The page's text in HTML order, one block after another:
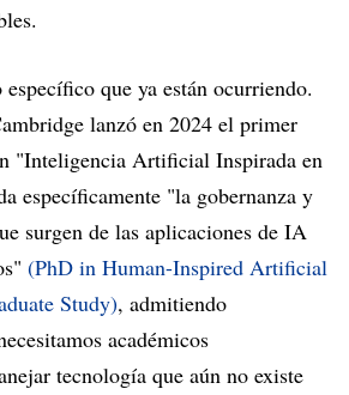
específico que ya están ocurriendo.
lanzó en 2024 el primer
"Inteligencia Artificial Inspirada en
específicamente "la gobernanza y
surgen de las aplicaciones de IA
(PhD in Human-Inspired Artificial
Study), admitiendo
académicos
tecnología que aún no existe